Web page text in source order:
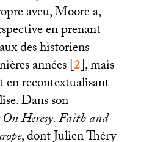
aveu, Moore a,
en prenant
des historiens
années[2], mais
en recontextualisant
Dans son
On Heresy. Faith and